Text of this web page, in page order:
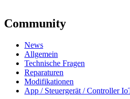
Community
News
Allgemein
Technische Fragen
Reparaturen
Modifikationen
App / Steuergerät / Controller